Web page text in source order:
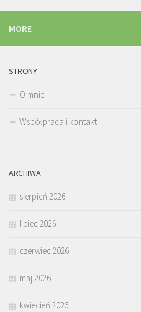
MORE
STRONY
O mnie
Współpraca i kontakt
ARCHIWA
sierpień 2026
lipiec 2026
czerwiec 2026
maj 2026
kwiecień 2026